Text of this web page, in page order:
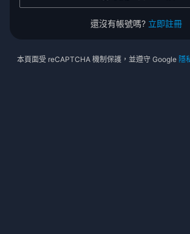
還沒有帳號嗎? 立即註冊
本頁面受 reCAPTCHA 機制保護，並遵守 Google 隱